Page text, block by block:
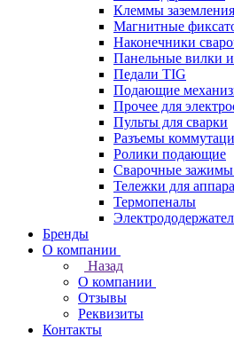
Клеммы
Магнитные
Наконечники
Панельные вилки и
Педали TIG
Подающие
Прочее для
Пульты для сварки
Разъемы
Ролики подающие
Сварочные зажимы
Тележки для
Термопеналы
Бренды
О компании
Назад
О компании
Отзывы
Реквизиты
Контакты